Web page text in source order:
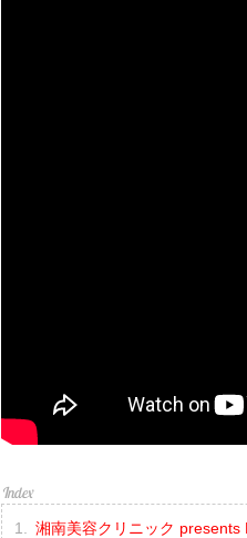
湘南美容クリニック presents